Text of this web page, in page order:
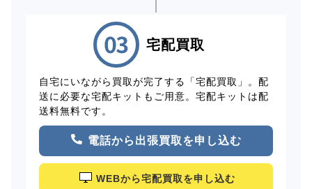
宅配買取
自宅にいながら買取が完了する「宅配買取」。配
送に必要な宅配キットもご用意。宅配キットは配
送料無料です。
電話から出張買取を申し込む
WEBから宅配買取を申し込む